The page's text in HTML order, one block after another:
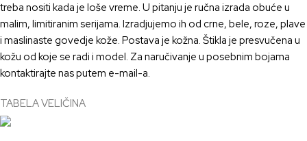
treba nositi kada je loše vreme. U pitanju je ručna izrada obuće u
malim, limitiranim serijama. Izradjujemo ih od crne, bele, roze, plave
i maslinaste govedje kože. Postava je kožna. Štikla je presvučena u
kožu od koje se radi i model. Za naručivanje u posebnim bojama
kontaktirajte nas putem e-mail-a.
TABELA VELIČINA